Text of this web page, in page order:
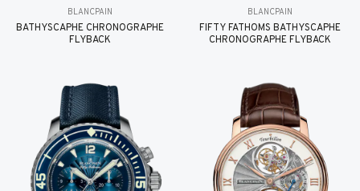
BLANCPAIN
BATHYSCAPHE CHRONOGRAPHE
FLYBACK
BLANCPAIN
FIFTY FATHOMS BATHYSCAPHE
CHRONOGRAPHE FLYBACK